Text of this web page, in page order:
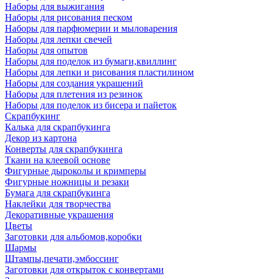
Наборы для выжигания
Наборы для рисования песком
Наборы для парфюмерии и мыловарения
Наборы для лепки свечей
Наборы для опытов
Наборы для поделок из бумаги,квиллинг
Наборы для лепки и рисования пластилином
Наборы для создания украшений
Наборы для плетения из резинок
Наборы для поделок из бисера и пайеток
Скрапбукинг
Калька для скрапбукинга
Декор из картона
Конверты для скрапбукинга
Ткани на клеевой основе
Фигурные дыроколы и кримперы
Фигурные ножницы и резаки
Бумага для скрапбукинга
Наклейки для творчества
Декоративные украшения
Цветы
Заготовки для альбомов,коробки
Шармы
Штампы,печати,эмбоссинг
Заготовки для открыток с конвертами